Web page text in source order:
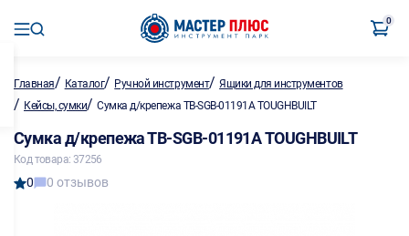
0
Главная/ Каталог/ Ручной инструмент/Ящики для инструментов
/ Кейсы, сумки/Сумка д/крепежа ТВ-SGB-01191А TOUGHBUILT
Сумка д/крепежа ТВ-SGB-01191А TOUGHBUILT
Код товара: 37256
0 0 отзывов